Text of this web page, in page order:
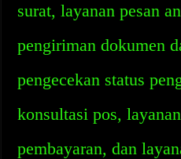
surat, layanan pesan
pengiriman dokumen
pengecekan status
konsultasi pos,
pembayaran, dan